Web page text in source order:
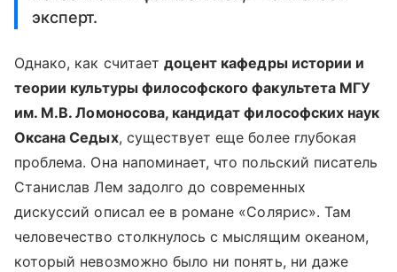
эксперт.
Однако, как считает доцент кафедры истории и
теории культуры философского факультета МГУ
им. М.В. Ломоносова, кандидат философских наук
Оксана Седых, существует еще более глубокая
проблема. Она напоминает, что польский писатель
Станислав Лем задолго до современных
дискуссий описал ее в романе «Солярис». Там
человечество столкнулось с мыслящим океаном,
который невозможно было ни понять, ни даже